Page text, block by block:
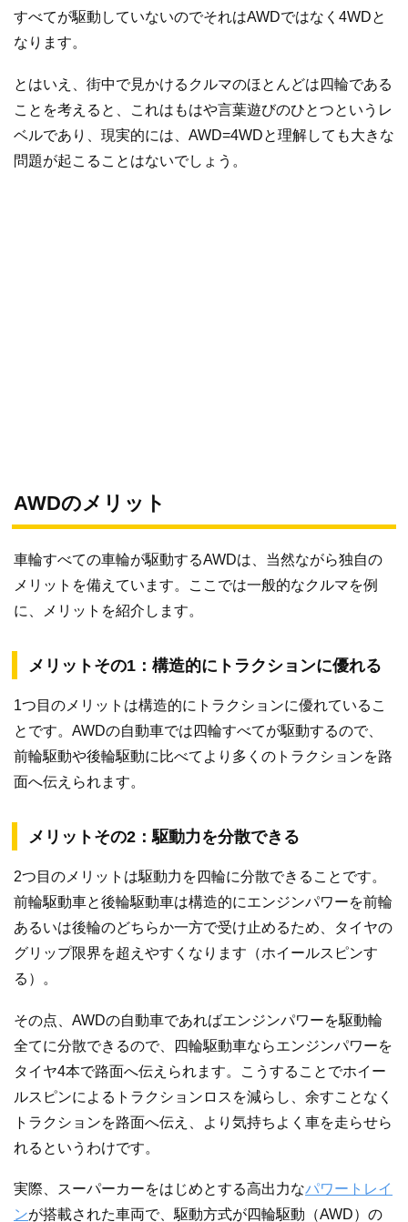
すべてが駆動していないのでそれはAWDではなく4WDと
なります。
とはいえ、街中で見かけるクルマのほとんどは四輪である
ことを考えると、これはもはや言葉遊びのひとつというレ
ベルであり、現実的には、AWD=4WDと理解しても大きな
問題が起こることはないでしょう。
AWDのメリット
車輪すべての車輪が駆動するAWDは、当然ながら独自の
メリットを備えています。ここでは一般的なクルマを例
に、メリットを紹介します。
メリットその1：構造的にトラクションに優れる
1つ目のメリットは構造的にトラクションに優れているこ
とです。AWDの自動車では四輪すべてが駆動するので、
前輪駆動や後輪駆動に比べてより多くのトラクションを路
面へ伝えられます。
メリットその2：駆動力を分散できる
2つ目のメリットは駆動力を四輪に分散できることです。
前輪駆動車と後輪駆動車は構造的にエンジンパワーを前輪
あるいは後輪のどちらか一方で受け止めるため、タイヤの
グリップ限界を超えやすくなります（ホイールスピンす
る）。
その点、AWDの自動車であればエンジンパワーを駆動輪
全てに分散できるので、四輪駆動車ならエンジンパワーを
タイヤ4本で路面へ伝えられます。こうすることでホイー
ルスピンによるトラクションロスを減らし、余すことなく
トラクションを路面へ伝え、より気持ちよく車を走らせら
れるというわけです。
実際、スーパーカーをはじめとする高出力なパワートレイ
ンが搭載された車両で、駆動方式が四輪駆動（AWD）の